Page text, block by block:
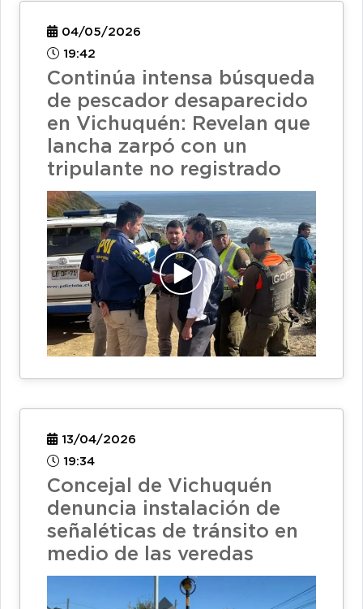
04/05/2026
19:42
Continúa intensa búsqueda
de pescador desaparecido
en Vichuquén: Revelan que
lancha zarpó con un
tripulante no registrado
13/04/2026
19:34
Concejal de Vichuquén
denuncia instalación de
señaléticas de tránsito en
medio de las veredas